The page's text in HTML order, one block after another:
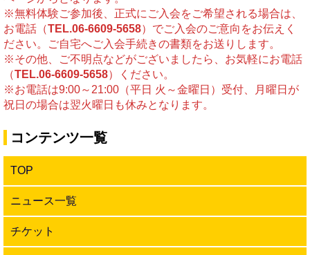
※無料体験ご参加後、正式にご入会をご希望される場合は、
お電話（TEL.06-6609-5658）でご入会のご意向をお伝えく
ださい。ご自宅へご入会手続きの書類をお送りします。
※その他、ご不明点などがございましたら、お気軽にお電話
（TEL.06-6609-5658）ください。
※お電話は9:00～21:00（平日 火～金曜日）受付、月曜日が
祝日の場合は翌火曜日も休みとなります。
コンテンツ一覧
TOP
ニュース一覧
チケット